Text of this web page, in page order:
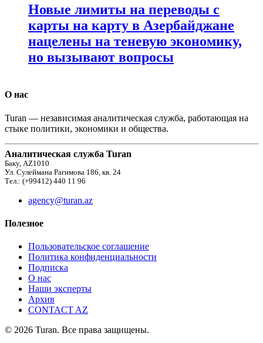
Новые лимиты на переводы с
карты на карту в Азербайджане
нацелены на теневую экономику,
но вызывают вопросы
О нас
Turan — независимая аналитическая служба, работающая на
стыке политики, экономики и общества.
Аналитическая служба Turan
Баку, AZ1010
Ул. Сулеймана Рагимова 186, кв. 24
Тел.: (+99412) 440 11 96
agency@turan.az
Полезное
Пользовательское соглашение
Политика конфиденциальности
Подписка
О нас
Наши эксперты
Архив
CONTACT AZ
© 2026 Turan. Все права защищены.